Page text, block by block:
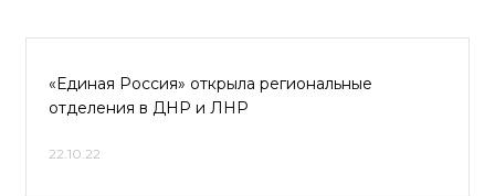
«Единая Россия» открыла региональные
отделения в ДНР и ЛНР
22.10.22